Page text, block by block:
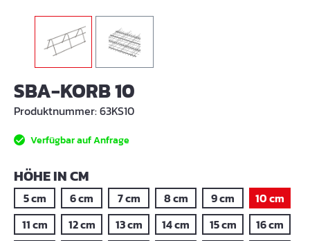
SBA-KORB 10
Produktnummer:63KS10
Verfügbar auf Anfrage
HÖHE IN CMAUSWÄHLEN
5 cm 6 cm 7 cm 8 cm 9 cm
10 cm
11 cm
12 cm 13 cm 14 cm 15 cm
16 cm